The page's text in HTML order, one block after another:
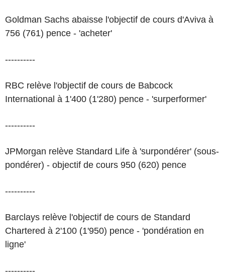
Goldman Sachs abaisse l'objectif de cours d'Aviva à
756 (761) pence - 'acheter'
----------
RBC relève l'objectif de cours de Babcock
International à 1'400 (1'280) pence - 'surperformer'
----------
JPMorgan relève Standard Life à 'surpondérer' (sous-
pondérer) - objectif de cours 950 (620) pence
----------
Barclays relève l'objectif de cours de Standard
Chartered à 2'100 (1'950) pence - 'pondération en
ligne'
----------